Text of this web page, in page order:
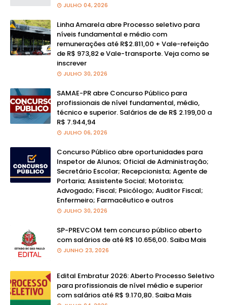
JULHO 04, 2026
Linha Amarela abre Processo seletivo para
níveis fundamental e médio com
remunerações até R$2.811,00 + Vale-refeição
de R$ 973,82 e Vale-transporte. Veja como se
inscrever
JULHO 30, 2026
SAMAE-PR abre Concurso Público para
profissionais de nível fundamental, médio,
técnico e superior. Salários de de R$ 2.199,00 a
R$ 7.944,94
JULHO 06, 2026
Concurso Público abre oportunidades para
Inspetor de Alunos; Oficial de Administração;
Secretário Escolar; Recepcionista; Agente de
Portaria; Assistente Social; Motorista;
Advogado; Fiscal; Psicólogo; Auditor Fiscal;
Enfermeiro; Farmacêutico e outros
JULHO 30, 2026
SP-PREVCOM tem concurso público aberto
com salários de até R$ 10.656,00. Saiba Mais
JUNHO 23, 2026
Edital Embratur 2026: Aberto Processo Seletivo
para profissionais de nível médio e superior
com salários até R$ 9.170,80. Saiba Mais